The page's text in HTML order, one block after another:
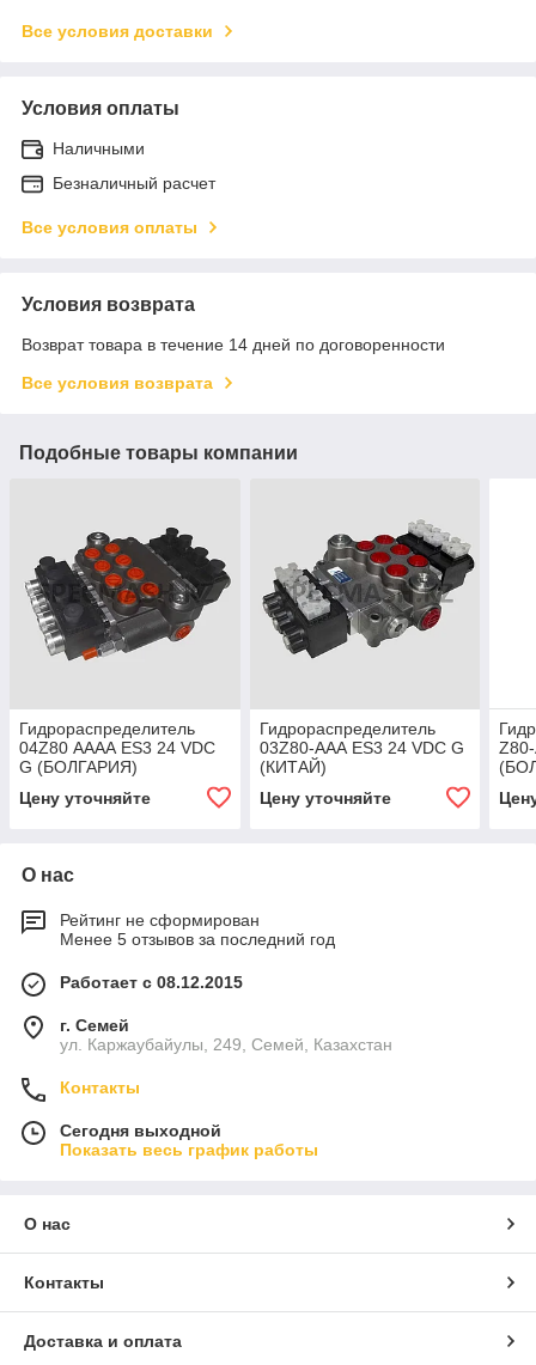
Все условия доставки
Условия оплаты
Наличными
Безналичный расчет
Все условия оплаты
Условия возврата
Возврат товара в течение 14 дней по договоренности
Все условия возврата
Подобные товары компании
Гидрораспределитель
04Z80 АААА ES3 24 VDC
G (БОЛГАРИЯ)
Цену уточняйте
Гидрораспределитель
03Z80-ААА ES3 24 VDC G
(КИТАЙ)
Цену уточняйте
О нас
Рейтинг не сформирован
Менее 5 отзывов за последний год
Работает с 08.12.2015
г. Семей
ул. Каржаубайулы, 249, Семей, Казахстан
Контакты
Сегодня выходной
Показать весь график работы
О нас
Контакты
Доставка и оплата